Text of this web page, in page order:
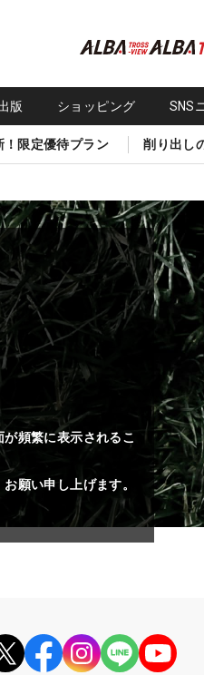
版 ショッピング SNS
！限定優待プラン 削り出し
頻繁に表示されるこ
願い申し上げます。